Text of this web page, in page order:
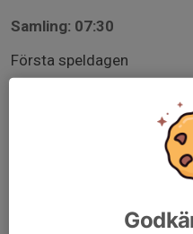
Samling: 07:30
Första speldagen
Vi möter Valbo kl 09:40